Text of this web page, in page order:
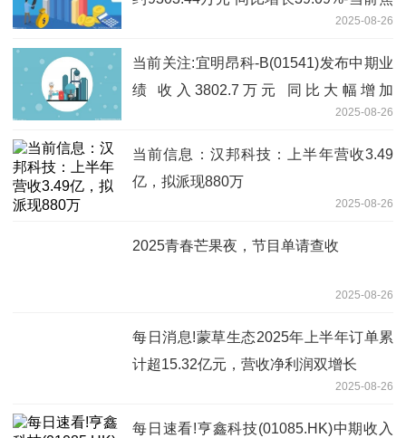
2025-08-26
当前关注:宜明昂科-B(01541)发布中期业
绩 收入3802.7万元 同比大幅增加
2025-08-26
当前信息：汉邦科技：上半年营收3.49
亿，拟派现880万
2025-08-26
2025青春芒果夜，节目单请查收
2025-08-26
每日消息!蒙草生态2025年上半年订单累
计超15.32亿元，营收净利润双增长
2025-08-26
每日速看!亨鑫科技(01085.HK)中期收入